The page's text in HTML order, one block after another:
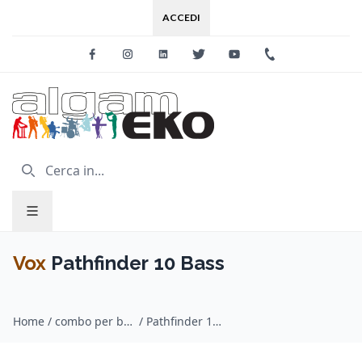
ACCEDI
FacebookInstagramLinkedinTwitter Youtube
Vox Pathfinder 10 Bass
Home / combo per basso / Vox / Pathfinder 10 Bass